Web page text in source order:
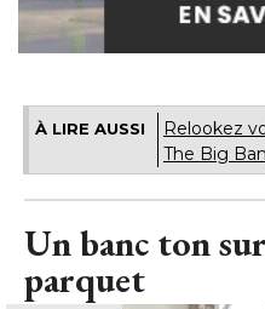
À LIRE AUSSI
Relookez
The Big
Un banc ton
parquet